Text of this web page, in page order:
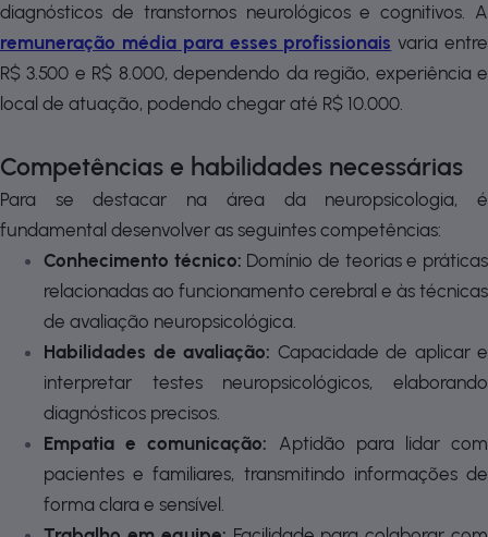
diagnósticos de transtornos neurológicos e cognitivos. A
remuneração média para esses profissionais varia entre
R$ 3.500 e R$ 8.000, dependendo da região, experiência e
local de atuação, podendo chegar até R$ 10.000.
Competências e habilidades necessárias
Para se destacar na área da neuropsicologia, é
fundamental desenvolver as seguintes competências:
Conhecimento técnico: Domínio de teorias e práticas
relacionadas ao funcionamento cerebral e às técnicas
de avaliação neuropsicológica.
Habilidades de avaliação: Capacidade de aplicar e
interpretar testes neuropsicológicos, elaborando
diagnósticos precisos.
Empatia e comunicação: Aptidão para lidar com
pacientes e familiares, transmitindo informações de
forma clara e sensível.